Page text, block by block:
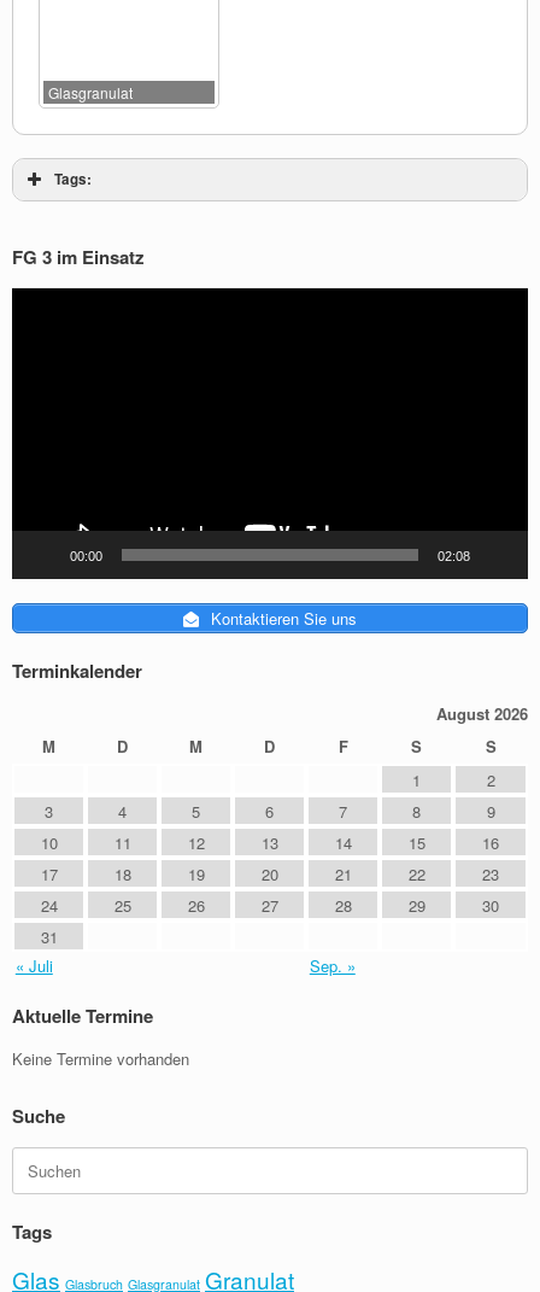
Glasgranulat
Tags:
FG 3 im Einsatz
00:00 02:08
Kontaktieren Sie uns
Terminkalender
August 2026
M
D M D F S
S
1
2
3
4 5 6 7 8
9
10
11 12 13 14 15
16
17
18 19 20 21 22
23
24
25 26 27 28 29
30
31
« Juli
Sep. »
Aktuelle Termine
Keine Termine vorhanden
Suche
Suchen
nach:
Tags
Glas Glasbruch Glasgranulat Granulat